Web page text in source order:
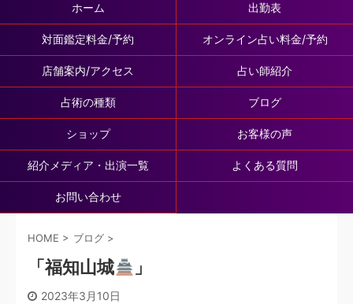
ホーム 出勤表
対面鑑定料金/予約 オンライン占い料金/予約
店舗案内/アクセス 占い師紹介
占術の種類 ブログ
ショップ お客様の声
紹介メディア・出演一覧 よくある質問
お問い合わせ
HOME > ブログ >
「福知山城 」
2023年3月10日